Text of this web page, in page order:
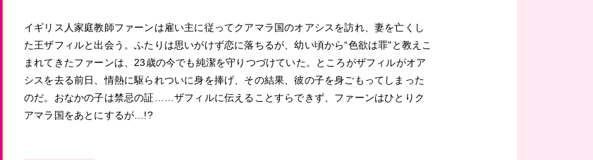
イギリス人家庭教師ファーンは雇い主に従ってクアマラ国のオアシスを訪れ、妻を亡くし
た王ザフィルと出会う。ふたりは思いがけず恋に落ちるが、幼い頃から“色欲は罪"と教えこ
まれてきたファーンは、23歳の今でも純潔を守りつづけていた。ところがザフィルがオア
シスを去る前日、情熱に駆られついに身を捧げ、その結果、彼の子を身ごもってしまった
のだ。おなかの子は禁忌の証……ザフィルに伝えることすらできず、ファーンはひとりク
アマラ国をあとにするが…!?